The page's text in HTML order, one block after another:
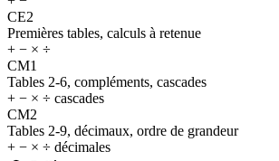
CE2
Premières tables, calculs à retenue
+ − × ÷
CM1
Tables 2-6, compléments, cascades
+ − × ÷ cascades
CM2
Tables 2-9, décimaux, ordre de grandeur
+ − × ÷ décimales